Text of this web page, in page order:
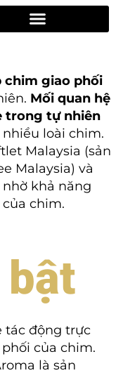
chim giao phối
Mối quan hệ
trong tự nhiên
loài chim.
Malaysia (sản
Malaysia) và
khả năng
chim.
tác động trực
của chim.
là sản